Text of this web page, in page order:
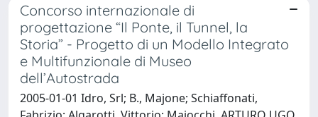
Concorso internazionale di
progettazione “Il Ponte, il Tunnel, la
Storia” - Progetto di un Modello Integrato
e Multifunzionale di Museo
dell’Autostrada
2005-01-01 Idro, Srl; B., Majone; Schiaffonati,